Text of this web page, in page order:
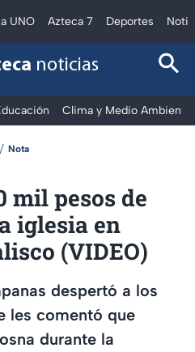
UNO Azteca 7 Deportes
noticias
Clima y Medio Ambiente
Nota
mil pesos de
iglesia en
(VIDEO)
despertó a los
les comentó que
durante la